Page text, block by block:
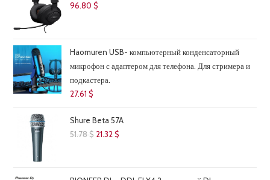
96.80$
Haomuren USB- компьютерный конденсаторный
микрофон с адаптером для телефона. Для стримера и
подкастера.
27.61$
Shure Beta 57A
51.78$ Первоначальная
21.32$